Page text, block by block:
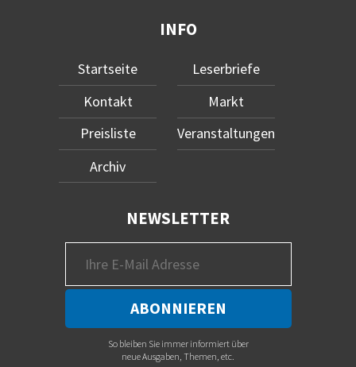
INFO
Startseite
Kontakt
Preisliste
Archiv
Leserbriefe
Markt
Veranstaltungen
NEWSLETTER
So bleiben Sie immer informiert über
neue Ausgaben, Themen, etc.